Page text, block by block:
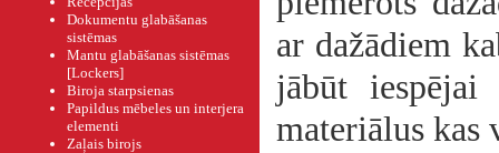
Dokumentu glabāšanas
sistēmas
Mantu glabāšanas sistēmas
[Lockers]
Biroja starpsienas
Papildus mēbeles un interjera
elementi
Zaļais birojs
ar dažādiem
jābūt iespējai
materiālus kas